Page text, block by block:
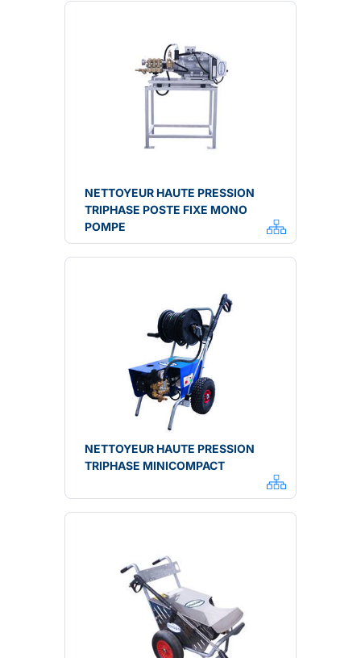
NETTOYEUR HAUTE PRESSION
TRIPHASE POSTE FIXE MONO
POMPE
NETTOYEUR HAUTE PRESSION
TRIPHASE MINICOMPACT